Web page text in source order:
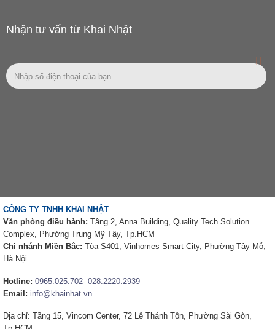
Nhận tư vấn từ Khai Nhật
CÔNG TY TNHH KHAI NHẬT
Văn phòng điều hành: Tầng 2, Anna Building, Quality Tech Solution
Complex, Phường Trung Mỹ Tây, Tp.HCM
Chi nhánh Miền Bắc: Tòa S401, Vinhomes Smart City, Phường Tây Mỗ,
Hà Nội
Hotline: 0965.025.702- 028.2220.2939
Email: info@khainhat.vn
Địa chỉ: Tầng 15, Vincom Center, 72 Lê Thánh Tôn, Phường Sài Gòn,